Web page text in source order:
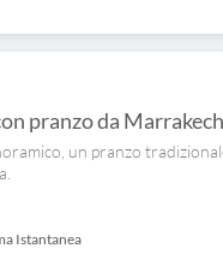
pranzo da Marrakech
un pranzo
Istantanea